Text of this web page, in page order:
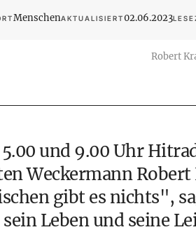
MenschenAKTUALISIERT02.06.2023
Robert
und 9.00 Uhr
Weckermann
gibt es nichts",
Leben und seine